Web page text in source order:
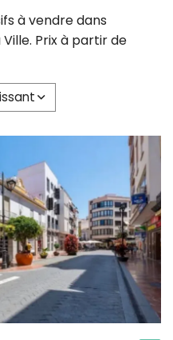
à vendre dans
Prix à partir de